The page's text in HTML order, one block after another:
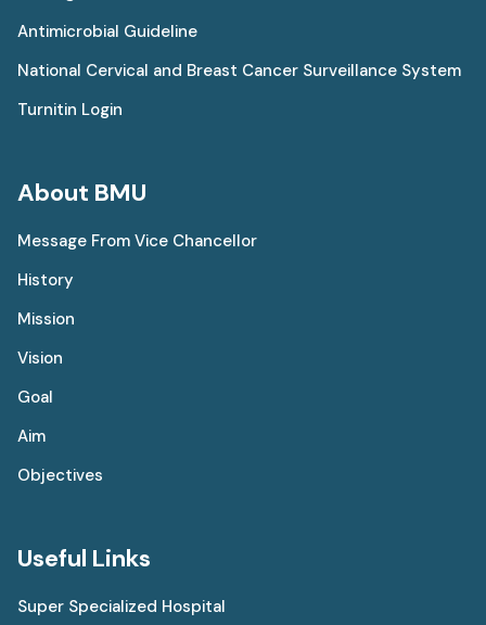
Antimicrobial Guideline
National Cervical and Breast Cancer Surveillance System
Turnitin Login
About BMU
Message From Vice Chancellor
History
Mission
Vision
Goal
Aim
Objectives
Useful Links
Super Specialized Hospital